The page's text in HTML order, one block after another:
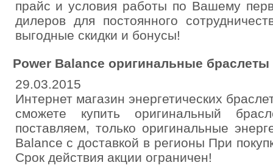
прайс и условия работы по Вашему
дилеров для постоянного
выгодные скидки и бонусы!
Power Balance оригинальные браслеты
29.03.2015
Интернет магазин энергетических
сможете купить оригинальный
поставляем, только оригинальные
Balance с доставкой в регионы При
Срок действия акции ограничен!